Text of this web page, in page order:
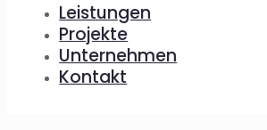
Leistungen
Projekte
Unternehmen
Kontakt